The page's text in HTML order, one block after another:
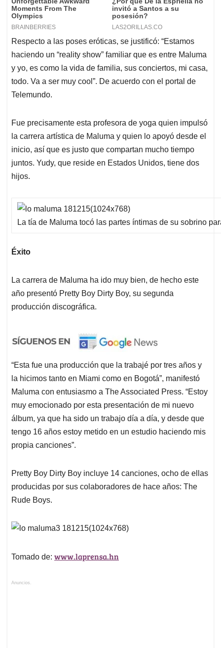
Respecto a las poses eróticas, se justificó: “Estamos
haciendo un “reality show” familiar que es entre Maluma
y yo, es como la vida de familia, sus conciertos, mi casa,
todo. Va a ser muy cool”. De acuerdo con el portal de
Telemundo.
Fue precisamente esta profesora de yoga quien impulsó
la carrera artística de Maluma y quien lo apoyó desde el
inicio, así que es justo que compartan mucho tiempo
juntos. Yudy, que reside en Estados Unidos, tiene dos
hijos.
La tía de Maluma tocó las partes íntimas de su sobrino
Éxito
La carrera de Maluma ha ido muy bien, de hecho este
año presentó Pretty Boy Dirty Boy, su segunda
producción discográfica.
“Esta fue una producción que la trabajé por tres años y
la hicimos tanto en Miami como en Bogotá”, manifestó
Maluma con entusiasmo a The Associated Press. “Estoy
muy emocionado por esta presentación de mi nuevo
álbum, ya que ha sido un trabajo día a día, y desde que
tengo 16 años estoy metido en un estudio haciendo mis
propia canciones”.
Pretty Boy Dirty Boy incluye 14 canciones, ocho de ellas
producidas por sus colaboradores de hace años: The
Rude Boys.
Tomado de: www.laprensa.hn
Anuncios.